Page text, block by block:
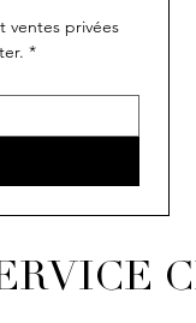
ventes privées
*